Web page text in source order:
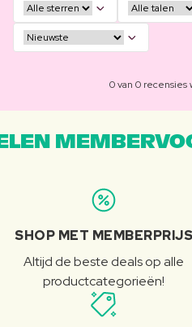
0 van 0
SHOP MET MEMBERPRIJS
Altijd de beste deals op alle
productcategorieën!